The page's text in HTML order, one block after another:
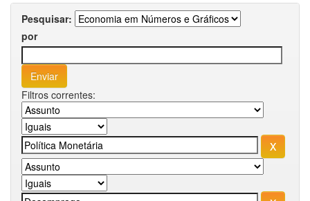
Pesquisar:
por
Filtros correntes: